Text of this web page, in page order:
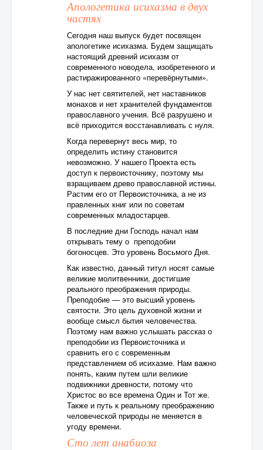
Апологетика исихазма в двух
частях
Сегодня наш выпуск будет посвящен
апологетике исихазма. Будем защищать
настоящий древний исихазм от
современного новодела, изобретенного и
растиражированного «перевёрнутыми».
У нас нет святителей, нет наставников
монахов и нет хранителей фундаментов
православного учения. Всё разрушено и
всё приходится восстанавливать с нуля.
Когда перевернут весь мир, то
определить истину становится
невозможно. У нашего Проекта есть
доступ к первоисточнику, поэтому мы
взращиваем древо православной истины.
Растим его от Первоисточника, а не из
правленных книг или по советам
современных младостарцев.
В последние дни Господь начал нам
открывать тему о преподобии
богоносцев. Это уровень Восьмого Дня.
Как известно, данный титул носят самые
великие молитвенники, достигшие
реального преображения природы.
Преподобие — это высший уровень
святости. Это цель духовной жизни и
вообще смысл бытия человечества.
Поэтому нам важно услышать рассказ о
преподобии из Первоисточника и
сравнить его с современным
представлением об исихазме. Нам важно
понять, каким путем шли великие
подвижники древности, потому что
Христос во все времена Один и Тот же.
Также и путь к реальному преображению
человеческой природы не меняется в
угоду времени.
Сто лет анабиоза